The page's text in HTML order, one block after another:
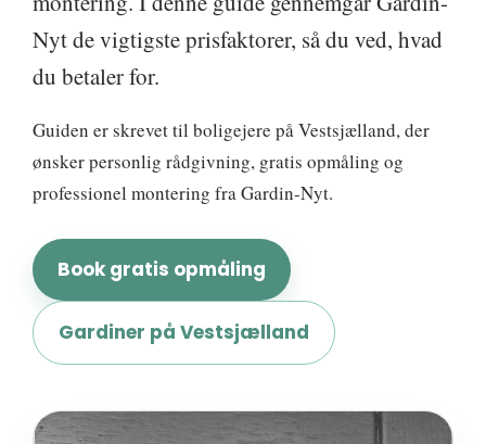
Nyt de vigtigste prisfaktorer, så du ved, hvad
du betaler for.
Guiden er skrevet til boligejere på Vestsjælland, der
ønsker personlig rådgivning, gratis opmåling og
professionel montering fra Gardin-Nyt.
Book gratis opmåling
Gardiner på Vestsjælland